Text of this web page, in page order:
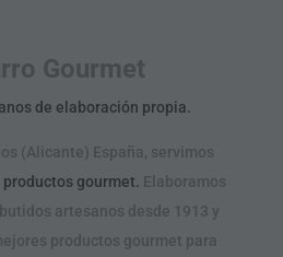
Gourmet
de elaboración propia.
(Alicante) España, servimos
productos gourmet. Elaboramos
artesanos desde 1913 y
productos gourmet para